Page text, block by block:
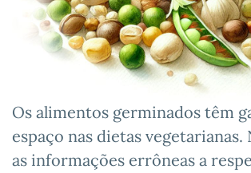
Os alimentos germinados têm
espaço nas dietas
as informações errôneas a